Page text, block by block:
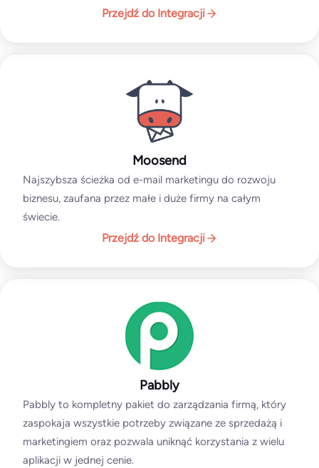
Przejdź do Integracji
Moosend
Najszybsza ścieżka od e-mail marketingu do rozwoju
biznesu, zaufana przez małe i duże firmy na całym
świecie.
Przejdź do Integracji
Pabbly
Pabbly to kompletny pakiet do zarządzania firmą, który
zaspokaja wszystkie potrzeby związane ze sprzedażą i
marketingiem oraz pozwala uniknąć korzystania z wielu
aplikacji w jednej cenie.